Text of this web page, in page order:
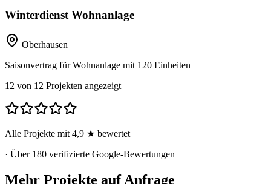
Winterdienst Wohnanlage
Oberhausen
Saisonvertrag für Wohnanlage mit 120 Einheiten
12 von 12 Projekten angezeigt
Alle Projekte mit 4,9 ★ bewertet
· Über 180 verifizierte Google-Bewertungen
Mehr Projekte auf Anfrage